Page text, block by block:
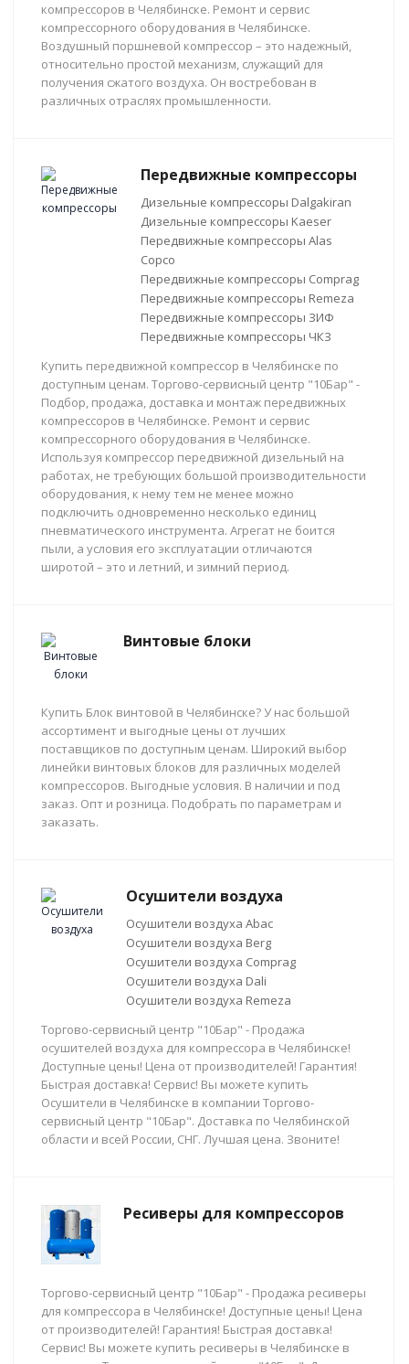
компрессоров в Челябинске. Ремонт и сервис
компрессорного оборудования в Челябинске.
Воздушный поршневой компрессор – это надежный,
относительно простой механизм, служащий для
получения сжатого воздуха. Он востребован в
различных отраслях промышленности.
Передвижные компрессоры
Дизельные компрессоры Dalgakiran
Дизельные компрессоры Kaeser
Передвижные компрессоры Alas
Copco
Передвижные компрессоры Comprag
Передвижные компрессоры Remeza
Передвижные компрессоры ЗИФ
Передвижные компрессоры ЧКЗ
Купить передвижной компрессор в Челябинске по
доступным ценам. Торгово-сервисный центр "10Бар" -
Подбор, продажа, доставка и монтаж передвижных
компрессоров в Челябинске. Ремонт и сервис
компрессорного оборудования в Челябинске.
Используя компрессор передвижной дизельный на
работах, не требующих большой производительности
оборудования, к нему тем не менее можно
подключить одновременно несколько единиц
пневматического инструмента. Агрегат не боится
пыли, а условия его эксплуатации отличаются
широтой – это и летний, и зимний период.
Винтовые блоки
Купить Блок винтовой в Челябинске? У нас большой
ассортимент и выгодные цены от лучших
поставщиков по доступным ценам. Широкий выбор
линейки винтовых блоков для различных моделей
компрессоров. Выгодные условия. В наличии и под
заказ. Опт и розница. Подобрать по параметрам и
заказать.
Осушители воздуха
Осушители воздуха Abac
Осушители воздуха Berg
Осушители воздуха Comprag
Осушители воздуха Dali
Осушители воздуха Remeza
Торгово-сервисный центр "10Бар" - Продажа
осушителей воздуха для компрессора в Челябинске!
Доступные цены! Цена от производителей! Гарантия!
Быстрая доставка! Сервис! Вы можете купить
Осушители в Челябинске в компании Торгово-
сервисный центр "10Бар". Доставка по Челябинской
области и всей России, СНГ. Лучшая цена. Звоните!
Ресиверы для компрессоров
Торгово-сервисный центр "10Бар" - Продажа ресиверы
для компрессора в Челябинске! Доступные цены! Цена
от производителей! Гарантия! Быстрая доставка!
Сервис! Вы можете купить ресиверы в Челябинске в